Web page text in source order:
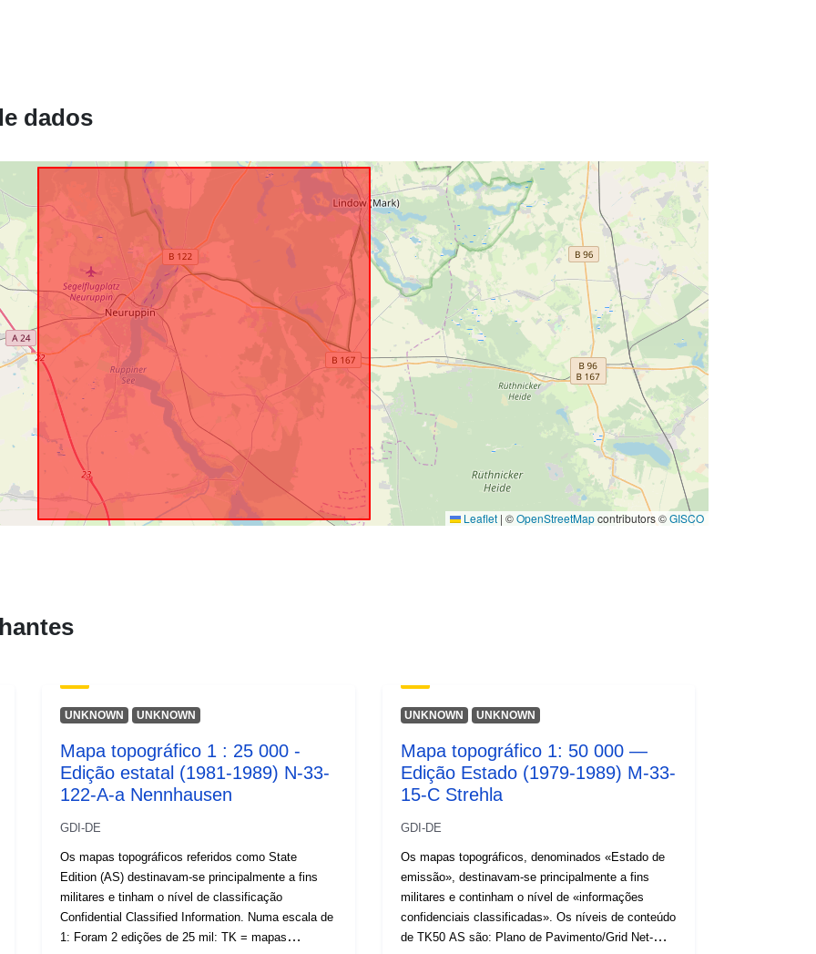
dados
Leaflet | ©OpenStreetMapcontributors ©GISCO
UNKNOWN UNKNOWN
Mapa topográfico 1 : 25 000 -
Edição estatal (1981-1989) N-33-
122-A-a Nennhausen
GDI-DE
Os mapas topográficos referidos como State
Edition (AS) destinavam-se principalmente a fins
militares e tinham o nível de classificação
Confidential Classified Information. Numa escala de
1: Foram 2 edições de 25 mil: TK = mapas
UNKNOWN UNKNOWN
Mapa topográfico 1: 50 000 —
Edição Estado (1979-1989) M-33-
15-C Strehla
GDI-DE
Os mapas topográficos, denominados «Estado de
emissão», destinavam-se principalmente a fins
militares e continham o nível de «informações
confidenciais classificadas». Os níveis de conteúdo
de TK50 AS são: Plano de Pavimento/Grid Net-